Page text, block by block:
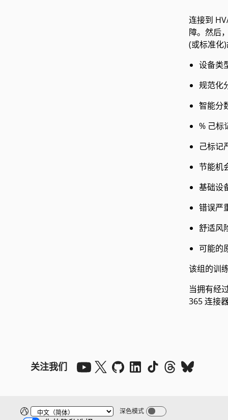
连接到
障。然后
(或标准化
设备类
规范化
智能分
% 己标
己标记
节能机
基础设
错误严
舒适风
可能的
该组的训
当拥有经
365 连接
关注我们
深色模式
Dark mode off